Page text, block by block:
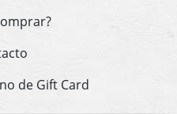
de Gift Card